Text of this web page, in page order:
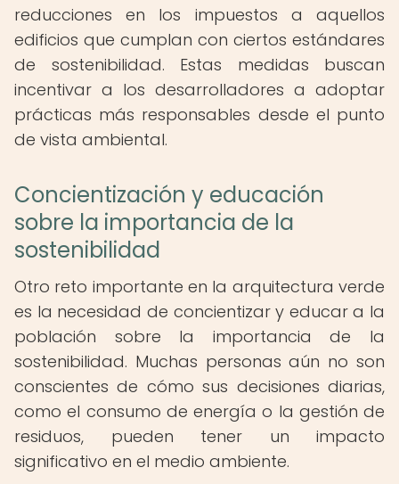
reducciones en los impuestos a aquellos
edificios que cumplan con ciertos estándares
de sostenibilidad. Estas medidas buscan
incentivar a los desarrolladores a adoptar
prácticas más responsables desde el punto
de vista ambiental.
Concientización y educación
sobre la importancia de la
sostenibilidad
Otro reto importante en la arquitectura verde
es la necesidad de concientizar y educar a la
población sobre la importancia de la
sostenibilidad. Muchas personas aún no son
conscientes de cómo sus decisiones diarias,
como el consumo de energía o la gestión de
residuos, pueden tener un impacto
significativo en el medio ambiente.